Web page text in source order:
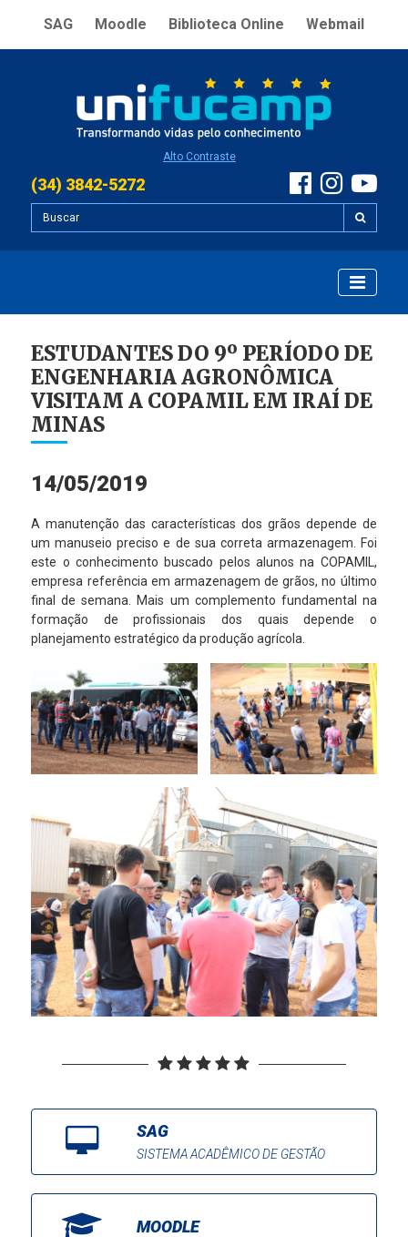
SAG Moodle Biblioteca Online Webmail
Alto Contraste
(34) 3842-5272
ESTUDANTES DO 9º PERÍODO DE
ENGENHARIA AGRONÔMICA
VISITAM A COPAMIL EM IRAÍ DE
MINAS
14/05/2019
A manutenção das características dos grãos depende de
um manuseio preciso e de sua correta armazenagem. Foi
este o conhecimento buscado pelos alunos na COPAMIL,
empresa referência em armazenagem de grãos, no último
final de semana. Mais um complemento fundamental na
formação de profissionais dos quais depende o
planejamento estratégico da produção agrícola.
SAG
SISTEMA ACADÊMICO DE GESTÃO
MOODLE